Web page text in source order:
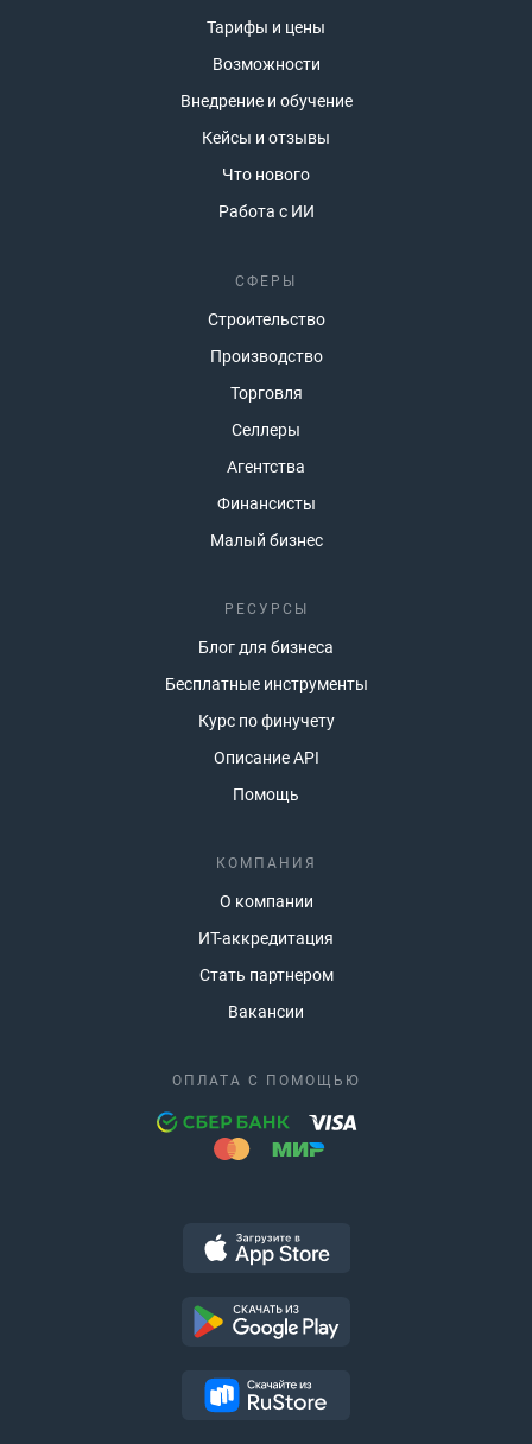
Тарифы и цены
Возможности
Внедрение и обучение
Кейсы и отзывы
Что нового
Работа с ИИ
СФЕРЫ
Строительство
Производство
Торговля
Селлеры
Агентства
Финансисты
Малый бизнес
РЕСУРСЫ
Блог для бизнеса
Бесплатные инструменты
Курс по финучету
Описание API
Помощь
КОМПАНИЯ
О компании
ИТ-аккредитация
Стать партнером
Вакансии
ОПЛАТА С ПОМОЩЬЮ